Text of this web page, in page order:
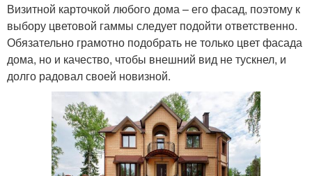
Визитной карточкой любого дома – его фасад, поэтому к
выбору цветовой гаммы следует подойти ответственно.
Обязательно грамотно подобрать не только цвет фасада
дома, но и качество, чтобы внешний вид не тускнел, и
долго радовал своей новизной.